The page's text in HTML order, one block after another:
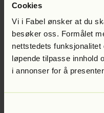
Cookies
Vi i Fabel ønsker at du
besøker oss. Formålet
nettstedets
løpende tilpasse innhold
i annonser for å